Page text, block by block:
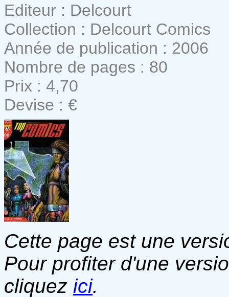
Editeur : Delcourt
Collection : Delcourt Comics
Année de publication : 2006
Nombre de pages : 80
Prix : 4,70
Devise : €
Cette page est une
Pour profiter d'une
cliquez ici.